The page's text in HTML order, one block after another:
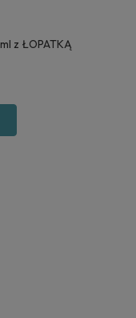
z ŁOPATKĄ